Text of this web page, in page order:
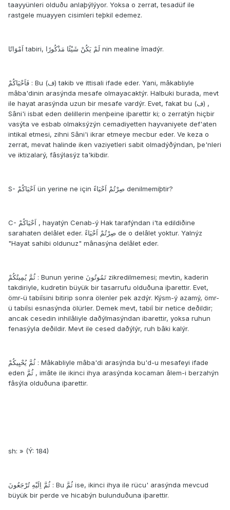
taayyünleri olduðu anlaþýlýyor. Yoksa o zerrat, tesadüf ile
rastgele muayyen cisimleri teþkil edemez.
اَمْوَاتًا tabiri, لَمْ يَكُنْ شَيْئًا مَذْكُورًا nin mealine îmadýr.
فَاَحْيَاكُمْ : Bu (ف) takib ve ittisali ifade eder. Yani, mâkabliyle
mâba'dinin arasýnda mesafe olmayacaktýr. Halbuki burada, mevt
ile hayat arasýnda uzun bir mesafe vardýr. Evet, fakat bu (ف) ,
Sâni'i isbat eden delillerin menþeine iþarettir ki; o zerratýn hiçbir
vasýta ve esbab olmaksýzýn cemadiyetten hayvaniyete def'aten
intikal etmesi, zihni Sâni'i ikrar etmeye mecbur eder. Ve keza o
zerrat, mevat halinde iken vaziyetleri sabit olmadýðýndan, þe'nleri
ve iktizalarý, fâsýlasýz ta'kibdir.
S- اَحْيَاكُمْ ün yerine ne için صِرْتُمْ اَحْيَاءً denilmemiþtir?
C- اَحْيَاكُمْ , hayatýn Cenab-ý Hak tarafýndan i'ta edildiðine
sarahaten delâlet eder. صِرْتُمْ اَحْيَاءً de o delâlet yoktur. Yalnýz
"Hayat sahibi oldunuz" mânasýna delâlet eder.
ثُمَّ يُمِيتُكُمْ : Bunun yerine تَمُوتُونَ zikredilmemesi; mevtin, kaderin
takdiriyle, kudretin büyük bir tasarrufu olduðuna iþarettir. Evet,
ömr-ü tabiîsini bitirip sonra ölenler pek azdýr. Kýsm-ý azamý, ömr-
ü tabiîsi esnasýnda ölürler. Demek mevt, tabiî bir netice deðildir;
ancak cesedin inhilâliyle daðýlmasýndan ibarettir, yoksa ruhun
fenasýyla deðildir. Mevt ile cesed daðýlýr, ruh bâki kalýr.
ثُمَّ يُحْيِيكُمْ : Mâkabliyle mâba'di arasýnda bu'd-u mesafeyi ifade
eden ثُمَّ , imâte ile ikinci ihya arasýnda kocaman âlem-i berzahýn
fâsýla olduðuna iþarettir.
sh: » (Ý: 184)
ثُمَّ اِلَيْهِ تُرْجَعُونَ : Bu ثُمَّ ise, ikinci ihya ile rücu' arasýnda mevcud
büyük bir perde ve hicabýn bulunduðuna iþarettir.